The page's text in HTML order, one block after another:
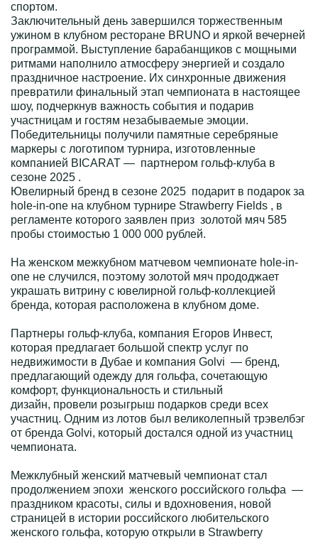
спортом.
Заключительный день завершился торжественным
ужином в клубном ресторане BRUNO и яркой вечерней
программой. Выступление барабанщиков с мощными
ритмами наполнило атмосферу энергией и создало
праздничное настроение. Их синхронные движения
превратили финальный этап чемпионата в настоящее
шоу, подчеркнув важность события и подарив
участницам и гостям незабываемые эмоции.
Победительницы получили памятные серебряные
маркеры с логотипом турнира, изготовленные
компанией BICARAT — партнером гольф-клуба в
сезоне 2025 .
Ювелирный бренд в сезоне 2025 подарит в подарок за
hole-in-one на клубном турнире Strawberry Fields , в
регламенте которого заявлен приз золотой мяч 585
пробы стоимостью 1 000 000 рублей.
На женском межкубном матчевом чемпионате hole-in-
one не случился, поэтому золотой мяч прододжает
украшать витрину с ювелирной гольф-коллекцией
бренда, которая расположена в клубном доме.
Партнеры гольф-клуба, компания Егоров Инвест,
которая предлагает большой спектр услуг по
недвижимости в Дубае и компания Golvi — бренд,
предлагающий одежду для гольфа, сочетающую
комфорт, функциональность и стильный
дизайн, провели розыгрыш подарков среди всех
участниц. Одним из лотов был великолепный трэвелбэг
от бренда Golvi, который достался одной из участниц
чемпионата.
Межклубный женский матчевый чемпионат стал
продолжением эпохи женского российского гольфа —
праздником красоты, силы и вдохновения, новой
страницей в истории российского любительского
женского гольфа, которую открыли в Strawberry